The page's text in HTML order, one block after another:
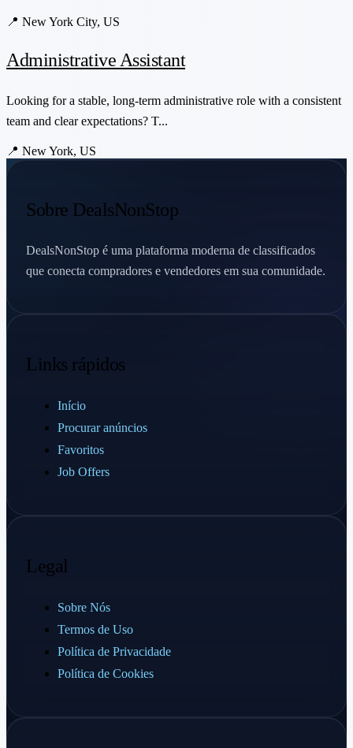
📍 New York City, US
Administrative Assistant
Looking for a stable, long-term administrative role with a consistent
team and clear expectations? T...
📍 New York, US
Sobre DealsNonStop
DealsNonStop é uma plataforma moderna de classificados
que conecta compradores e vendedores em sua comunidade.
Links rápidos
Início
Procurar anúncios
Favoritos
Job Offers
Legal
Sobre Nós
Termos de Uso
Política de Privacidade
Política de Cookies